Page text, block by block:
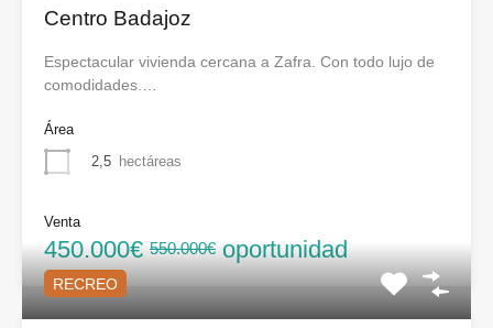
Centro Badajoz
Espectacular vivienda cercana a Zafra. Con todo lujo de
comodidades.…
Área
2,5 hectáreas
Venta
450.000€ 550.000€oportunidad
RECREO